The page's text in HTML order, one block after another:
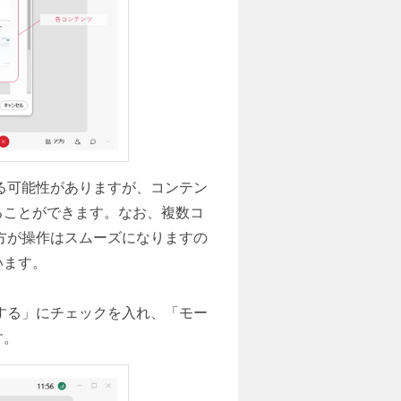
可能性がありますが、コンテン
とができます。なお、複数コ
が操作はスムーズになりますの
す。
」にチェックを入れ、「モー